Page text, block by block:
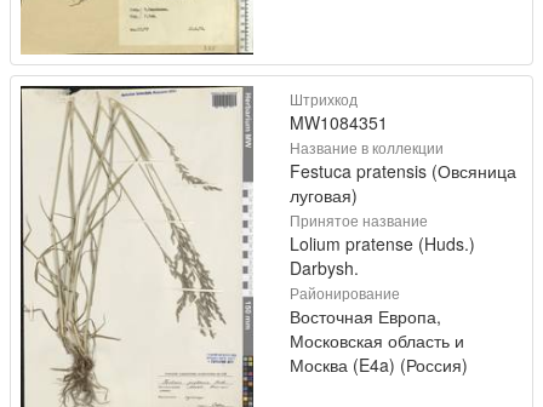
Штрихкод
MW1084351
Название в коллекции
Festuca pratensis (Овсяница
луговая)
Принятое название
Lolium pratense (Huds.)
Darbysh.
Районирование
Восточная Европа,
Московская область и
Москва (E4a) (Россия)